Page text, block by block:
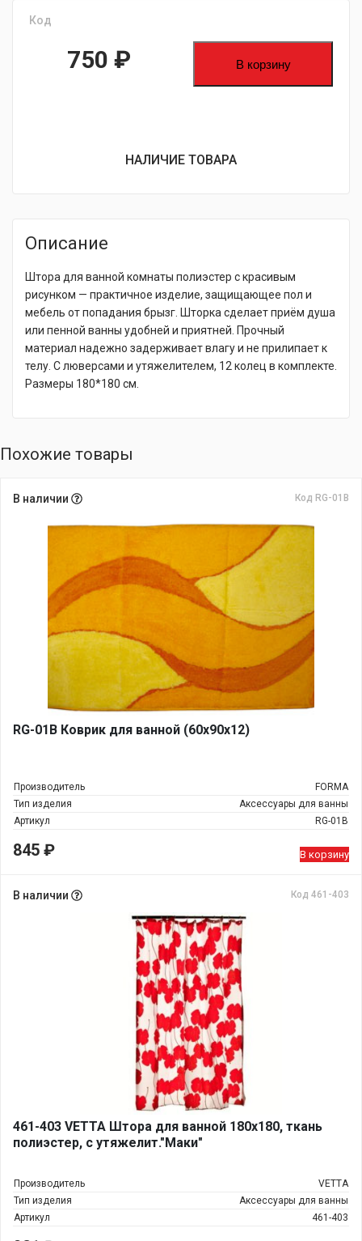
Код
750 ₽ В корзину
НАЛИЧИЕ ТОВАРА
Описание
Штора для ванной комнаты полиэстер с красивым
рисунком — практичное изделие, защищающее пол и
мебель от попадания брызг. Шторка сделает приём душа
или пенной ванны удобней и приятней. Прочный
материал надежно задерживает влагу и не прилипает к
телу. С люверсами и утяжелителем, 12 колец в комплекте.
Размеры 180*180 см.
Похожие товары
В наличии Код RG-01В
RG-01В Коврик для ванной (60х90х12)
Производитель
FORMA
Тип изделия
Аксессуары для ванны
Артикул
RG-01В
845 ₽ В корзину
В наличии Код 461-403
461-403 VETTA Штора для ванной 180х180, ткань
полиэстер, с утяжелит."Маки"
Производитель
VETTA
Тип изделия
Аксессуары для ванны
Артикул
461-403